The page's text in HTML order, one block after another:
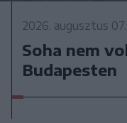
2026. augusztus
Soha nem
Budapesten